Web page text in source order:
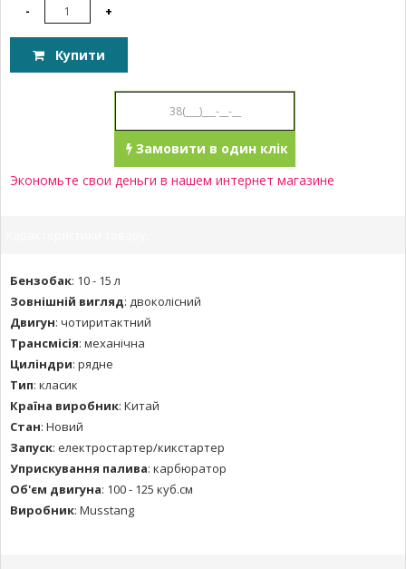
- +
Купити
Замовити в один клік
Экономьте свои деньги в нашем интернет магазине
Бензобак: 10 - 15 л
Зовнішній вигляд: двоколісний
Двигун: чотиритактний
Трансмісія: механічна
Циліндри: рядне
Тип: класик
Країна виробник: Китай
Стан: Новий
Запуск: електростартер/кикстартер
Уприскування палива: карбюратор
Об'єм двигуна: 100 - 125 куб.см
Виробник: Musstang